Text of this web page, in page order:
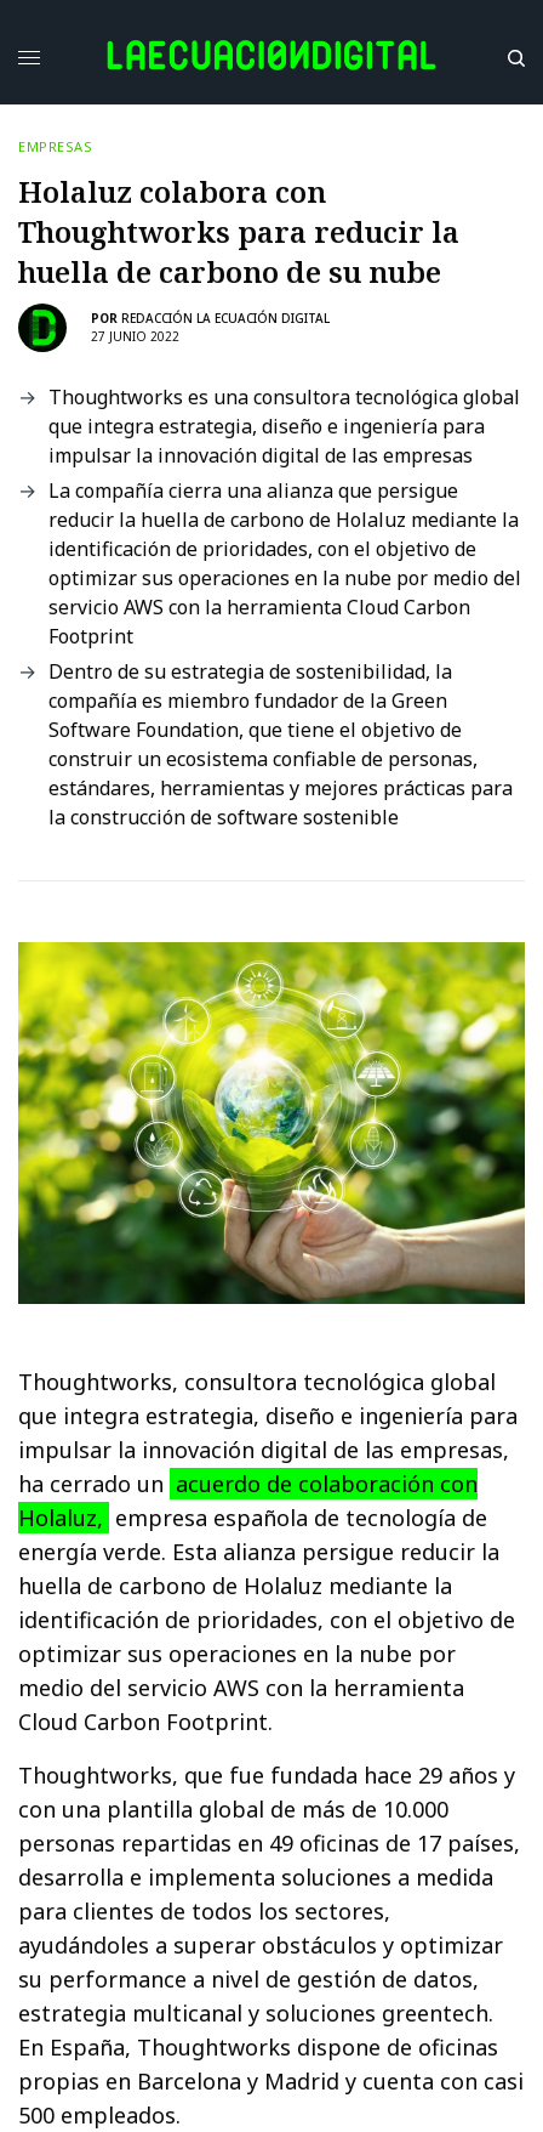
EMPRESAS
Holaluz colabora con
Thoughtworks para reducir la
huella de carbono de su nube
POR REDACCIÓN LA ECUACIÓN DIGITAL
27 JUNIO 2022
Thoughtworks es una consultora tecnológica global
que integra estrategia, diseño e ingeniería para
impulsar la innovación digital de las empresas
La compañía cierra una alianza que persigue
reducir la huella de carbono de Holaluz mediante la
identificación de prioridades, con el objetivo de
optimizar sus operaciones en la nube por medio del
servicio AWS con la herramienta Cloud Carbon
Footprint
Dentro de su estrategia de sostenibilidad, la
compañía es miembro fundador de la Green
Software Foundation, que tiene el objetivo de
construir un ecosistema confiable de personas,
estándares, herramientas y mejores prácticas para
la construcción de software sostenible
Thoughtworks, consultora tecnológica global
que integra estrategia, diseño e ingeniería para
impulsar la innovación digital de las empresas,
ha cerrado un acuerdo de colaboración con
Holaluz, empresa española de tecnología de
energía verde. Esta alianza persigue reducir la
huella de carbono de Holaluz mediante la
identificación de prioridades, con el objetivo de
optimizar sus operaciones en la nube por
medio del servicio AWS con la herramienta
Cloud Carbon Footprint.
Thoughtworks, que fue fundada hace 29 años y
con una plantilla global de más de 10.000
personas repartidas en 49 oficinas de 17 países,
desarrolla e implementa soluciones a medida
para clientes de todos los sectores,
ayudándoles a superar obstáculos y optimizar
su performance a nivel de gestión de datos,
estrategia multicanal y soluciones greentech.
En España, Thoughtworks dispone de oficinas
propias en Barcelona y Madrid y cuenta con casi
500 empleados.